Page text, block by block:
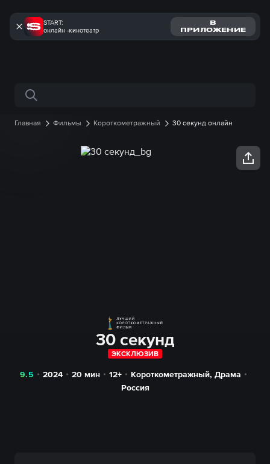
START:
онлайн -кинотеатр
В
ПРИЛОЖЕНИЕ
Поиск по сайту
Главная Фильмы Короткометражный 30 секунд онлайн
30 секунд
ЭКСКЛЮЗИВ
9.5 2024 20мин 12+ Короткометражный, Драма
Россия